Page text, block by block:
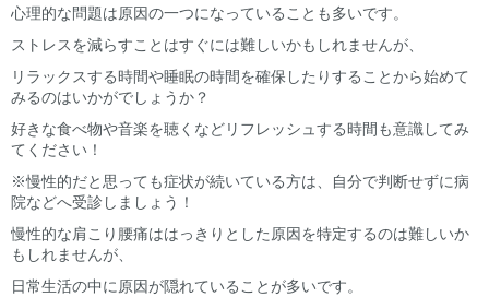
心理的な問題は原因の一つになっていることも多いです。
ストレスを減らすことはすぐには難しいかもしれませんが、
リラックスする時間や睡眠の時間を確保したりすることから始めて
みるのはいかがでしょうか？
好きな食べ物や音楽を聴くなどリフレッシュする時間も意識してみ
てください！
※慢性的だと思っても症状が続いている方は、自分で判断せずに病
院などへ受診しましょう！
慢性的な肩こり腰痛ははっきりとした原因を特定するのは難しいか
もしれませんが、
日常生活の中に原因が隠れていることが多いです。